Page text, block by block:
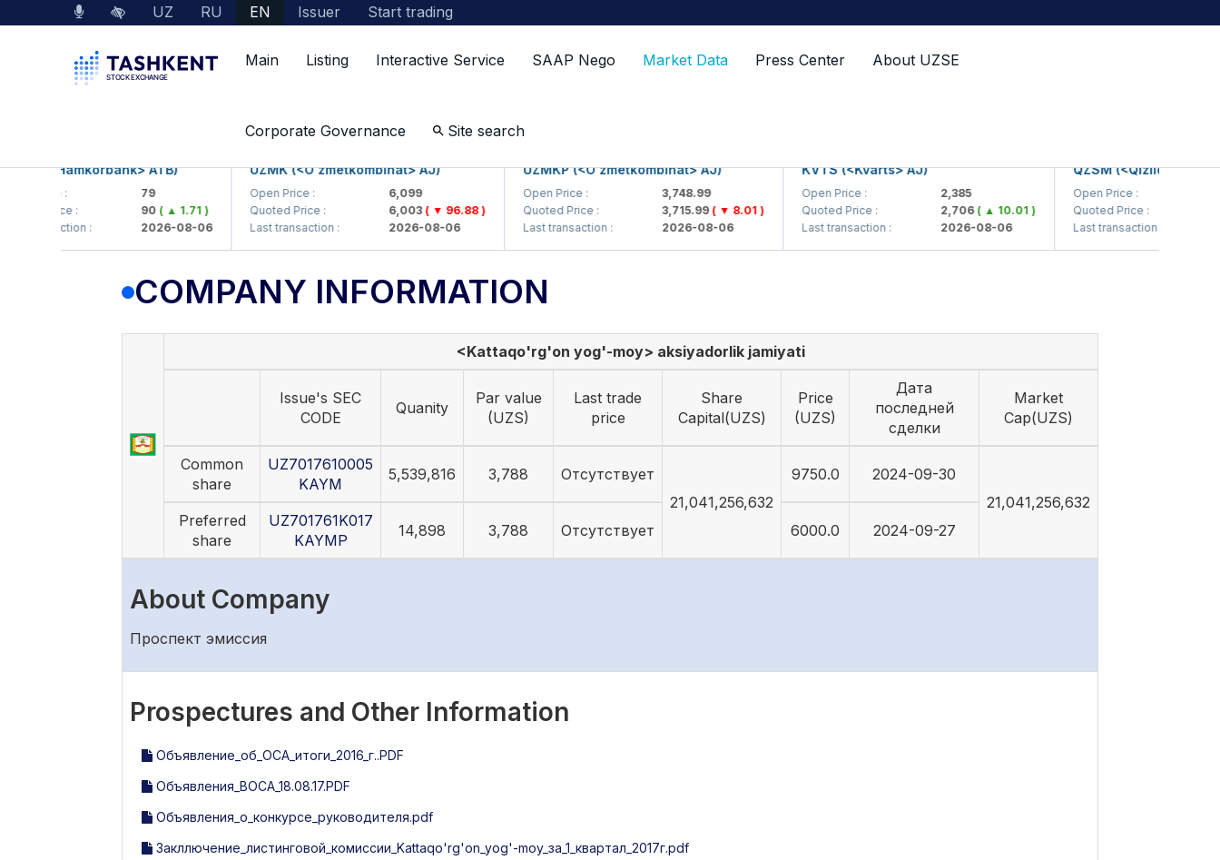
UZ RU EN Issuer Start trading
Main Listing Interactive Service SAAP Nego Market Data Press Center About UZSE
Corporate Governance Site search
Company Information
(<Hamkorbank> ATB)
( ▲ 1.71 )
transaction :
2026-08-06
UZMK (<O'zmetkombinat> AJ)
Open Price :
6,099
Quoted Price :
6,003( ▼ 96.88 )
Last transaction :
2026-08-06
UZMKP (<O'zmetkombinat> AJ)
Open Price :
3,748.99
Quoted Price :
3,715.99( ▼ 8.01 )
Last transaction :
2026-08-06
KVTS (<Kvarts> AJ)
Open Price :
2,385
Quoted Price :
2,706( ▲ 10.01 )
Last transaction :
2026-08-06
QZSM (<Qizilqumsement>
Open Price :
Quoted Price :
Last transaction :
COMPANY INFORMATION
<Kattaqo'rg'on yog'-moy> aksiyadorlik jamiyati
Issue's SEC
CODE
Quanity
Par value
(UZS)
Last trade
price
Share
Capital(UZS)
Price
(UZS)
Дата
последней
сделки
Market
Cap(UZS)
Common
share
UZ7017610005
KAYM
5,539,816 3,788
Отсутствует
21,041,256,632
9750.0
2024-09-30
21,041,256,632
Preferred
share
UZ701761K017
KAYMP
14,898 3,788 Отсутствует 6000.0 2024-09-27
About Company
Проспект эмиссия
Prospectures and Other Information
Объявление_об_ОСА_итоги_2016_г..PDF
Объявления_ВОСА_18.08.17.PDF
Объявления_о_конкурсе_руководителя.pdf
Закллючение_листинговой_комиссии_Kattaqo'rg'on_yog'-moy_за_1_квартал_2017г.pdf